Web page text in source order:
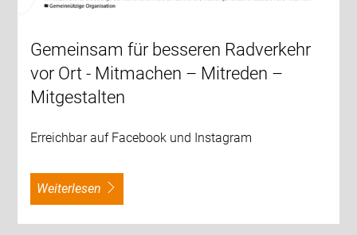
Gemeinsam für besseren Radverkehr
vor Ort - Mitmachen – Mitreden –
Mitgestalten
Erreichbar auf Facebook und Instagram
weiterlesen